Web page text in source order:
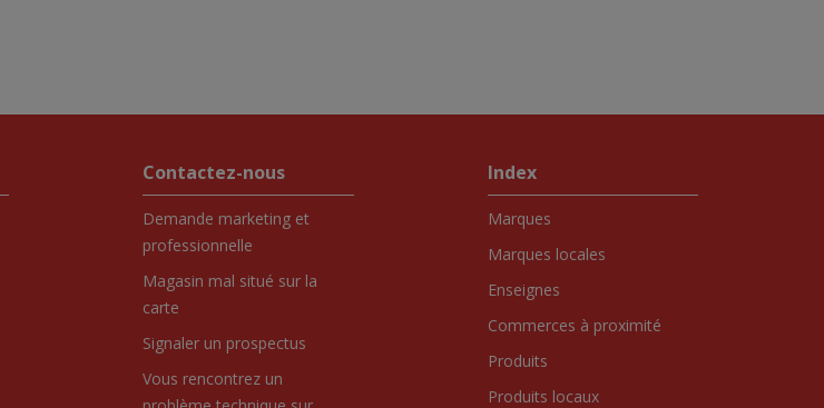
Contactez-nous
Demande marketing et
professionnelle
Magasin mal situé sur la
carte
Signaler un prospectus
Vous rencontrez un
Index
Marques
Marques locales
Enseignes
Commerces à proximité
Produits
Produits locaux